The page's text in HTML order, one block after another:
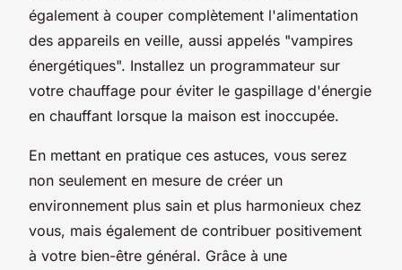
également à couper complètement l'alimentation
des appareils en veille, aussi appelés "vampires
énergétiques". Installez un programmateur sur
votre chauffage pour éviter le gaspillage d'énergie
en chauffant lorsque la maison est inoccupée.
En mettant en pratique ces astuces, vous serez
non seulement en mesure de créer un
environnement plus sain et plus harmonieux chez
vous, mais également de contribuer positivement
à votre bien-être général. Grâce à une